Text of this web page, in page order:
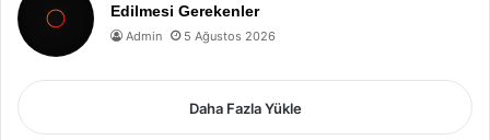
Edilmesi Gerekenler
Admin 5 Ağustos 2026
Daha Fazla Yükle